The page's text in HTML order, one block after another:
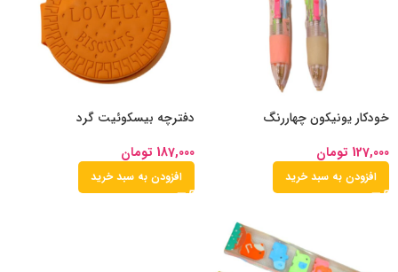
خودکار یونیکون چهاررنگ
127,000 تومان
افزودن به سبد خرید
دفترچه بیسکوئیت گرد
187,000 تومان
افزودن به سبد خرید